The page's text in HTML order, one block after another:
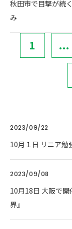
秋田市で目撃が続
み
1 ...
2023/09/22
10月１日 リニア勉
2023/09/08
10月18日 大阪で
界』